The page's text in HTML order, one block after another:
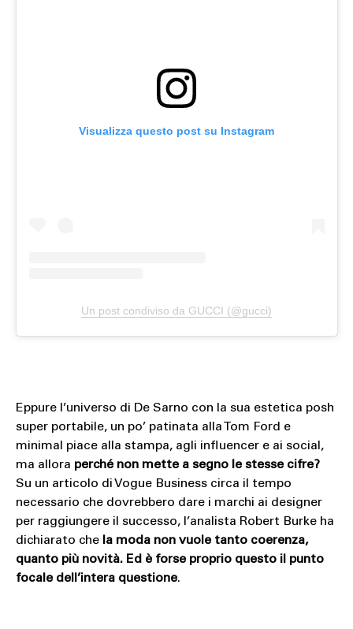
Visualizza questo post su Instagram
Un post condiviso da GUCCI (@gucci)
Eppure l’universo di De Sarno con la sua estetica posh
super portabile, un po’ patinata alla Tom Ford e
minimal piace alla stampa, agli influencer e ai social,
ma allora perché non mette a segno le stesse cifre?
Su un articolo di Vogue Business circa il tempo
necessario che dovrebbero dare i marchi ai designer
per raggiungere il successo, l’analista Robert Burke ha
dichiarato che la moda non vuole tanto coerenza,
quanto più novità. Ed è forse proprio questo il punto
focale dell’intera questione.